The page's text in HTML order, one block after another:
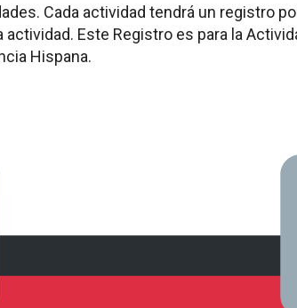
Cada actividad tendrá un registro
actividad. Este Registro es para la
Hispana.